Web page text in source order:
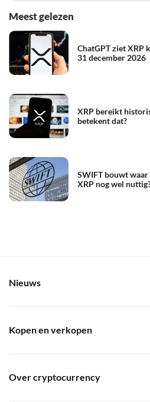
Meest gelezen
ChatGPT ziet XRP
31 december 2026
XRP bereikt
betekent dat?
SWIFT bouwt
XRP nog wel
Nieuws
Kopen en verkopen
Over cryptocurrency